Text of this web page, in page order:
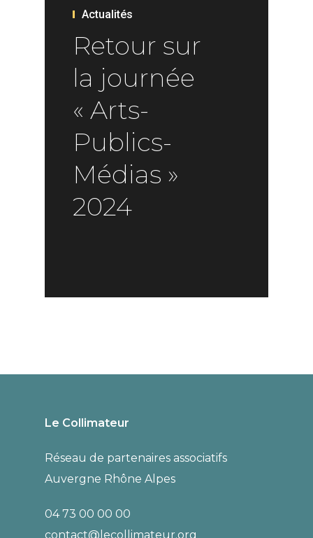
Actualités
Retour sur
la journée
« Arts-
Publics-
Médias »
2024
Actualités
Cinéma et
Éducation
2025
Actualités
films :
Rencontres
Amateur
Le Collimateur
Réseau de partenaires associatifs
Auvergne Rhône Alpes
04 73 00 00 00
contact@lecollimateur.org